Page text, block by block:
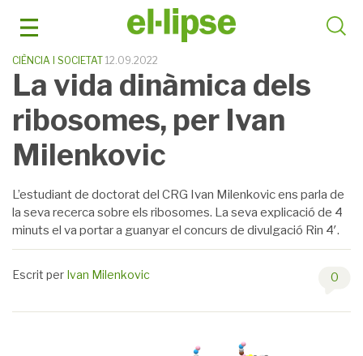
CIÈNCIA I SOCIETAT 12.09.2022
La vida dinàmica dels
ribosomes, per Ivan
Milenkovic
L’estudiant de doctorat del CRG Ivan Milenkovic ens parla de
la seva recerca sobre els ribosomes. La seva explicació de 4
minuts el va portar a guanyar el concurs de divulgació Rin 4′.
Escrit per Ivan Milenkovic 0